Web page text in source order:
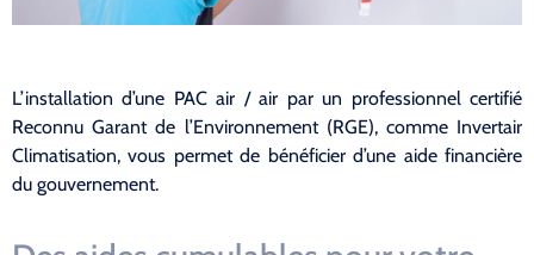
L’installation d’une PAC air / air par un professionnel certifié
Reconnu Garant de l’Environnement (RGE), comme Invertair
Climatisation, vous permet de bénéficier d’une aide financière
du gouvernement.